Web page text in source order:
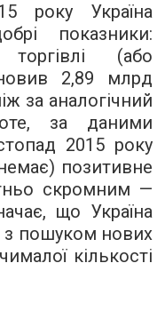
року Україна
показники:
торгівлі (або
2,89 млрд
за аналогічний
за даними
2015 року
позитивне
скромним —
що Україна
з пошуком нових
кількості